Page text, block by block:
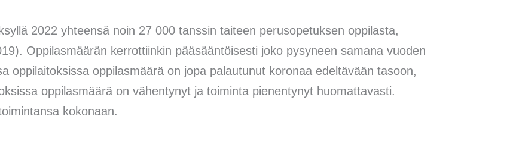
2022 yhteensä noin 27 000 tanssin taiteen perusopetuksen oppilasta,
Oppilasmäärän kerrottiinkin pääsääntöisesti joko pysyneen samana vuoden
oppilaitoksissa oppilasmäärä on jopa palautunut koronaa edeltävään tasoon,
oppilasmäärä on vähentynyt ja toiminta pienentynyt huomattavasti.
kokonaan.